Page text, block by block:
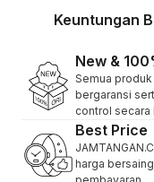
Keuntungan
New &
Semua produk
bergaransi
control secara
Best Price
harga